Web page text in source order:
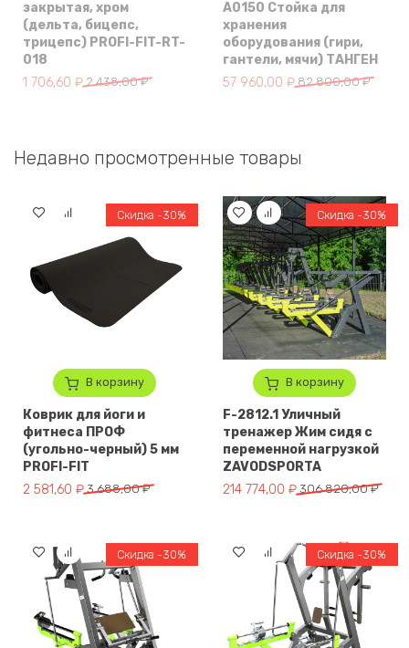
закрытая, хром
(дельта, бицепс,
трицепс) PROFI-FIT-RT-
018
2 438,00₽
Первоначальная цена составляла 2 438,00 ₽.
1 706,60 ₽
Текущая цена: 1 706,60 ₽.
A0150 Стойка для
хранения
оборудования (гири,
гантели, мячи) ТАНГЕН
82 800,00₽
Первоначальная цена
57 960,00 ₽
Текущая цена: 57 960,00 ₽.
Недавно просмотренные товары
В корзину
Скидка -30%
Коврик для йоги и
фитнеса ПРОФ
(угольно-черный) 5 мм
PROFI-FIT
3 688,00₽
Первоначальная цена составляла 3 688,00 ₽.
2 581,60 ₽
Текущая цена: 2 581,60 ₽.
В корзину
Скидка -30%
F-2812.1 Уличный
тренажер Жим сидя с
переменной нагрузкой
ZAVODSPORTA
306 820,00₽
Первоначальная цена
214 774,00 ₽
Текущая цена: 214 774,00 ₽.
Скидка -30% Скидка -30%